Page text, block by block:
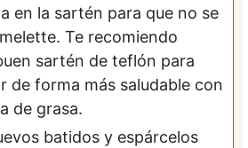
en la sartén para que no se
Te recomiendo
sartén de teflón para
de forma más saludable con
de grasa.
batidos y espárcelos